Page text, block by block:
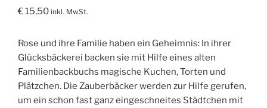
€15,50 inkl. MwSt.
Rose und ihre Familie haben ein Geheimnis: In ihrer
Glücksbäckerei backen sie mit Hilfe eines alten
Familienbackbuchs magische Kuchen, Torten und
Plätzchen. Die Zauberbäcker werden zur Hilfe gerufen,
um ein schon fast ganz eingeschneites Städtchen mit